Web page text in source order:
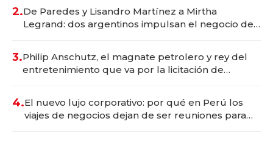
2.De Paredes y Lisandro Martínez a Mirtha
Legrand: dos argentinos impulsan el negocio del
3.Philip Anschutz, el magnate petrolero y rey del
entretenimiento que va por la licitación de
4.El nuevo lujo corporativo: por qué en Perú los
viajes de negocios dejan de ser reuniones para